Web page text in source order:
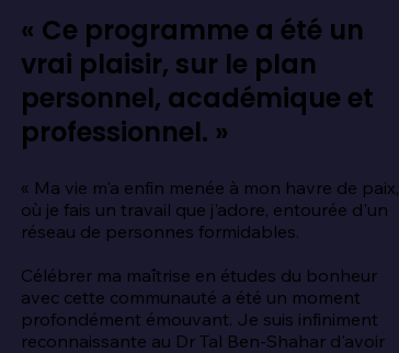
« Ce programme a été un
vrai plaisir, sur le plan
personnel, académique et
professionnel. »
« Ma vie m'a enfin menée à mon havre de paix,
où je fais un travail que j'adore, entourée d'un
réseau de personnes formidables.
Célébrer ma maîtrise en études du bonheur
avec cette communauté a été un moment
profondément émouvant. Je suis infiniment
reconnaissante au Dr Tal Ben-Shahar d'avoir